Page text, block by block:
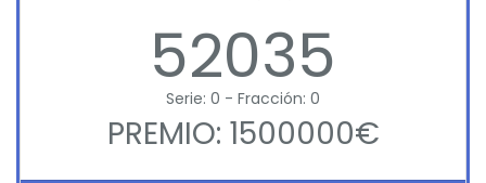
52035
Serie: 0 - Fracción: 0
PREMIO: 1500000€